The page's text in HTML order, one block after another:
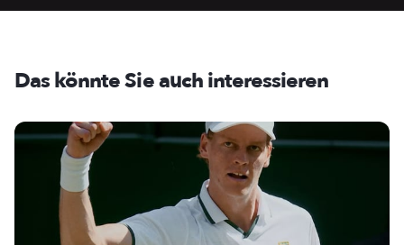
Das könnte Sie auch interessieren